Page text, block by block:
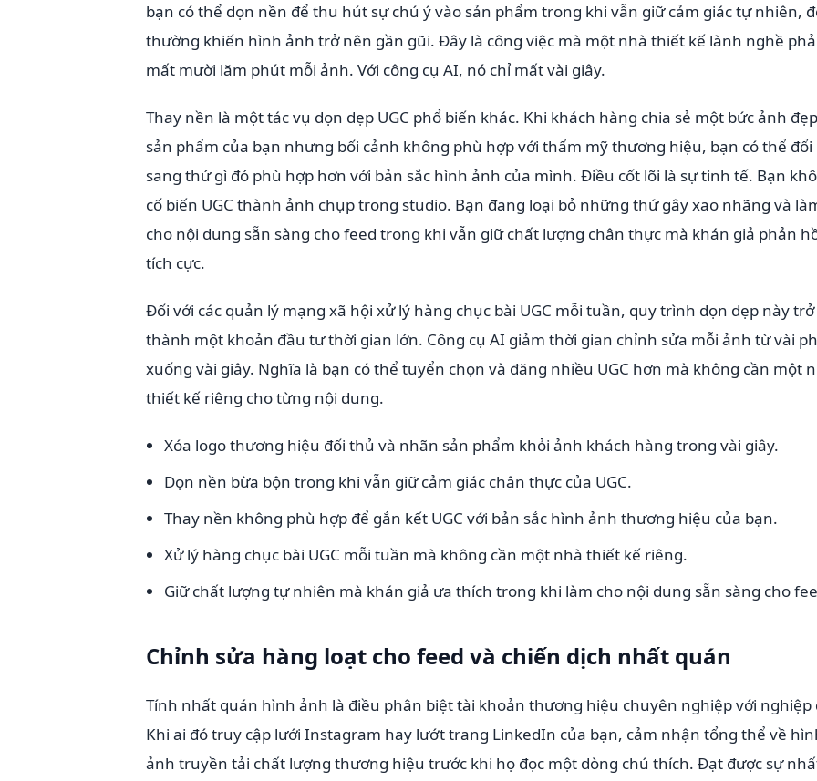
bạn có thể dọn nền để thu hút sự chú ý vào sản phẩm trong khi vẫn giữ cảm giác tự nhiên,
thường khiến hình ảnh trở nên gần gũi. Đây là công việc mà một nhà thiết kế lành nghề
mất mười lăm phút mỗi ảnh. Với công cụ AI, nó chỉ mất vài giây.
Thay nền là một tác vụ dọn dẹp UGC phổ biến khác. Khi khách hàng chia sẻ một bức ảnh
sản phẩm của bạn nhưng bối cảnh không phù hợp với thẩm mỹ thương hiệu, bạn có thể đổi
sang thứ gì đó phù hợp hơn với bản sắc hình ảnh của mình. Điều cốt lõi là sự tinh tế. Bạn
cố biến UGC thành ảnh chụp trong studio. Bạn đang loại bỏ những thứ gây xao nhãng và
cho nội dung sẵn sàng cho feed trong khi vẫn giữ chất lượng chân thực mà khán giả phản
tích cực.
Đối với các quản lý mạng xã hội xử lý hàng chục bài UGC mỗi tuần, quy trình dọn dẹp này trở
thành một khoản đầu tư thời gian lớn. Công cụ AI giảm thời gian chỉnh sửa mỗi ảnh từ vài
xuống vài giây. Nghĩa là bạn có thể tuyển chọn và đăng nhiều UGC hơn mà không cần một
thiết kế riêng cho từng nội dung.
Xóa logo thương hiệu đối thủ và nhãn sản phẩm khỏi ảnh khách hàng trong vài giây.
Dọn nền bừa bộn trong khi vẫn giữ cảm giác chân thực của UGC.
Thay nền không phù hợp để gắn kết UGC với bản sắc hình ảnh thương hiệu của bạn.
Xử lý hàng chục bài UGC mỗi tuần mà không cần một nhà thiết kế riêng.
Giữ chất lượng tự nhiên mà khán giả ưa thích trong khi làm cho nội dung sẵn sàng cho
Chỉnh sửa hàng loạt cho feed và chiến dịch nhất quán
Tính nhất quán hình ảnh là điều phân biệt tài khoản thương hiệu chuyên nghiệp với nghiệp
Khi ai đó truy cập lưới Instagram hay lướt trang LinkedIn của bạn, cảm nhận tổng thể về
ảnh truyền tải chất lượng thương hiệu trước khi họ đọc một dòng chú thích. Đạt được sự